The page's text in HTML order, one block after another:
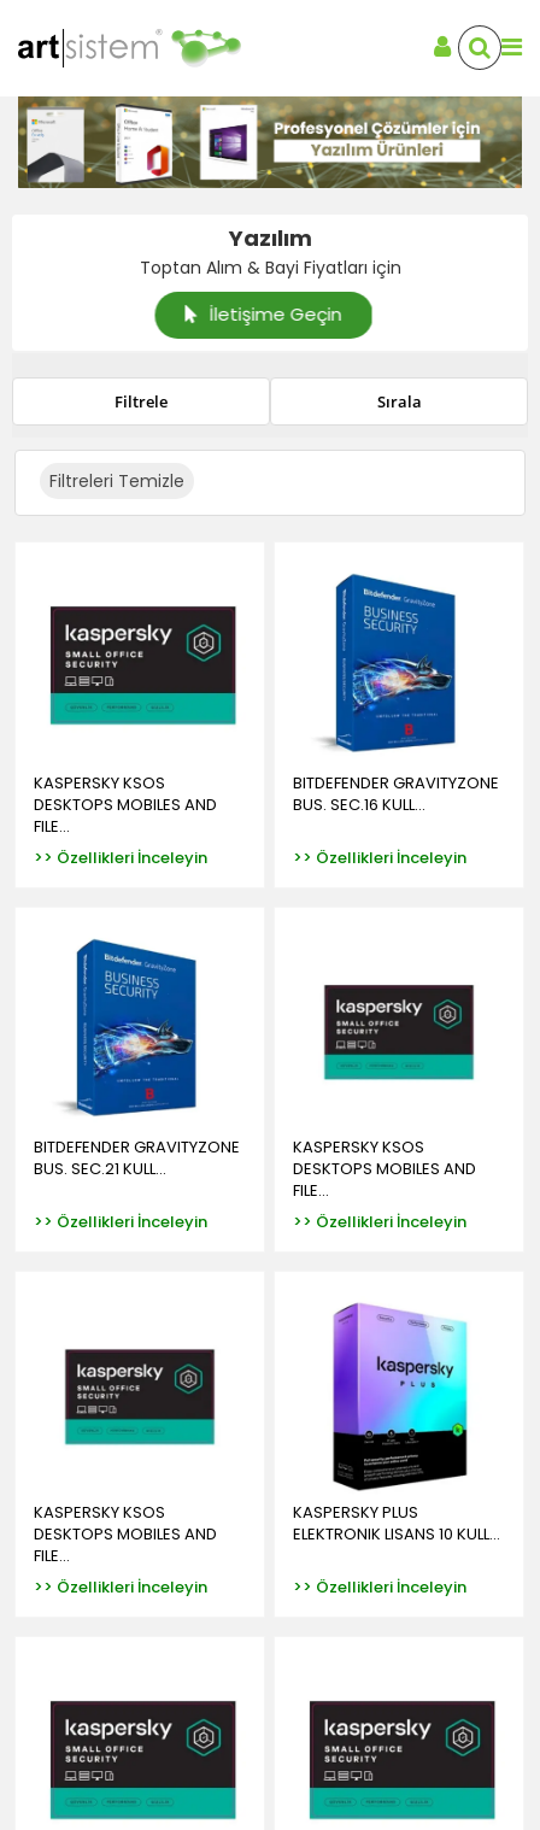
Yazılım
Toptan Alım & Bayi Fiyatları için
İletişime Geçin
Filtrele Sırala
Filtreleri Temizle
KASPERSKY KSOS
DESKTOPS MOBILES AND
FILE...
>> Özellikleri İnceleyin
BITDEFENDER GRAVITYZONE
BUS. SEC.16 KULL...
>> Özellikleri İnceleyin
BITDEFENDER GRAVITYZONE
BUS. SEC.21 KULL...
>> Özellikleri İnceleyin
KASPERSKY KSOS
DESKTOPS MOBILES AND
FILE...
>> Özellikleri İnceleyin
KASPERSKY KSOS
DESKTOPS MOBILES AND
FILE...
>> Özellikleri İnceleyin
KASPERSKY PLUS
ELEKTRONIK LISANS 10 KULL...
>> Özellikleri İnceleyin